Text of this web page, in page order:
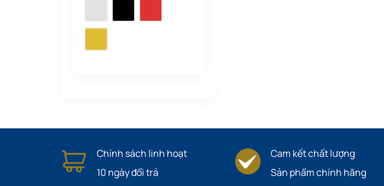
Chính sách linh hoạt
10 ngày đổi trả
Cam kết chất lượng
Sản phẩm chính hãng